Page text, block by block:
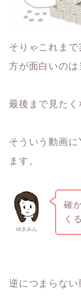
そりゃこれま
方が面白いのは
最後まで見たく
そういう動画
ます。
ゆきみん
確
く
逆につまらな